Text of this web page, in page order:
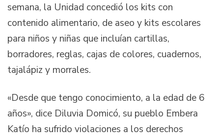
semana, la Unidad concedió los kits con
contenido alimentario, de aseo y kits escolares
para niños y niñas que incluían cartillas,
borradores, reglas, cajas de colores, cuadernos,
tajalápiz y morrales.
«Desde que tengo conocimiento, a la edad de 6
años», dice Diluvia Domicó, su pueblo Embera
Katío ha sufrido violaciones a los derechos